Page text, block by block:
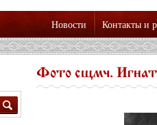
Новости Контакты и
Фото сщмч.